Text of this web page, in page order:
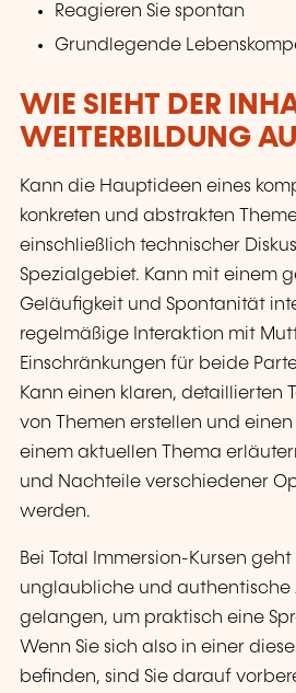
Reagieren Sie spontan
Grundlegende
WIE SIEHT DER
WEITERBILDUNG
Kann die Hauptideen eines
konkreten und abstrakten
einschließlich technischer
Spezialgebiet. Kann mit einem
Geläufigkeit und Spontanität
regelmäßige Interaktion mit
Einschränkungen für beide
Kann einen klaren, detaillierten
von Themen erstellen und
einem aktuellen Thema
und Nachteile verschiedener
werden.
Bei Total Immersion-Kursen
unglaubliche und authentische
gelangen, um praktisch eine
Wenn Sie sich also in einer
befinden, sind Sie darauf